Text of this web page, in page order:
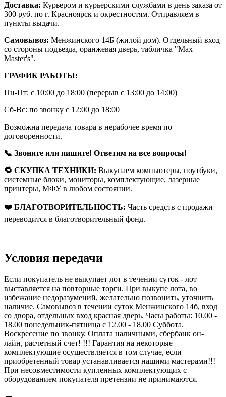
Доставка: Курьером и курьерскими службами в день заказа от
300 руб. по г. Красноярск и окрестностям. Отправляем в
пункты выдачи.
Самовывоз: Менжинского 14Б (жилой дом). Отдельный вход
со стороны подъезда, оранжевая дверь, табличка "Max
Master's".
ГРАФИК РАБОТЫ:
Пн-Пт: с 10:00 до 18:00 (перерыв с 13:00 до 14:00)
Сб-Вс: по звонку с 12:00 до 18:00
Возможна передача товара в нерабочее время по
договоренности.
📞 Звоните или пишите! Ответим на все вопросы!
🔁 СКУПКА ТЕХНИКИ: Выкупаем компьютеры, ноутбуки,
системные блоки, мониторы, комплектующие, лазерные
принтеры, МФУ в любом состоянии.
❤️ БЛАГОТВОРИТЕЛЬНОСТЬ: Часть средств с продажи
переводится в благотворительный фонд.
Условия передачи
Если покупатель не выкупает лот в течении суток - лот
выставляется на повторные торги. При выкупе лота, во
избежание недоразумений, желательно позвонить, уточнить
наличие. Самовывоз в течении суток Менжинского 14б, вход
со двора, отдельных вход красная дверь. Часы работы: 10.00 -
18.00 понедельник-пятница с 12.00 - 18.00 Суббота.
Воскресение по звонку. Оплата наличными, сбербанк он-
лайн, расчетный счет! !!! Гарантия на некоторые
комплектующие осуществляется в том случае, если
приобретенный товар устанавливается нашими мастерами!!!
При несовместимости купленных комплектующих с
оборудованием покупателя претензии не принимаются.